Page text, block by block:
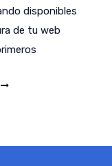
disponibles
de tu web